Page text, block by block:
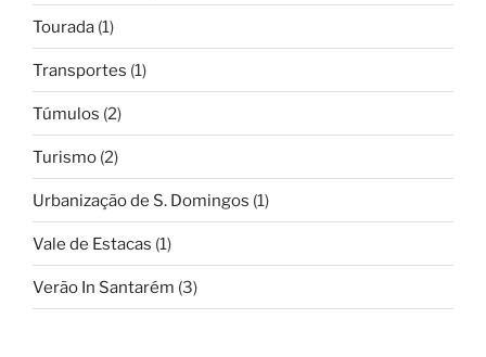
Tourada (1)
Transportes (1)
Túmulos (2)
Turismo (2)
Urbanização de S. Domingos (1)
Vale de Estacas (1)
Verão In Santarém (3)